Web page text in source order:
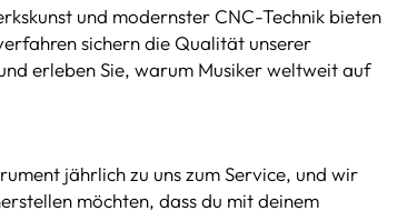
und modernster CNC-Technik bieten
sichern die Qualität unserer
erleben Sie, warum Musiker weltweit auf
jährlich zu uns zum Service, und wir
möchten, dass du mit deinem